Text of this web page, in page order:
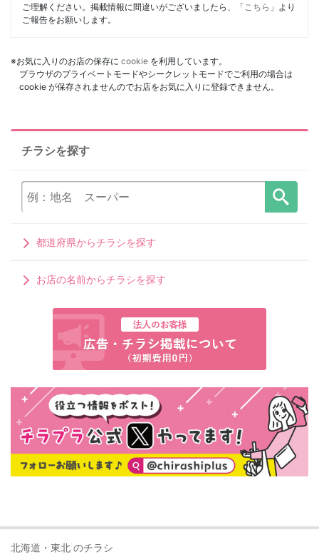
ご理解ください。掲載情報に間違いがございましたら、「 こちら 」より
ご報告をお願いします。
※お気に入りのお店の保存に cookie を利用しています。
ブラウザのプライベートモードやシークレットモードでご利用の場合は
cookie が保存されませんのでお店をお気に入りに登録できません。
チラシを探す
都道府県からチラシを探す
お店の名前からチラシを探す
北海道・東北 のチラシ